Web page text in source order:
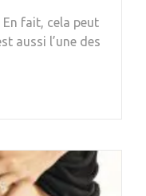
En fait, cela peut
aussi l’une des